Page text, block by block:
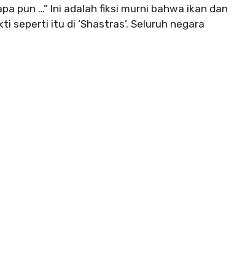
pun …” Ini adalah fiksi murni bahwa ikan dan
seperti itu di ‘Shastras’. Seluruh negara